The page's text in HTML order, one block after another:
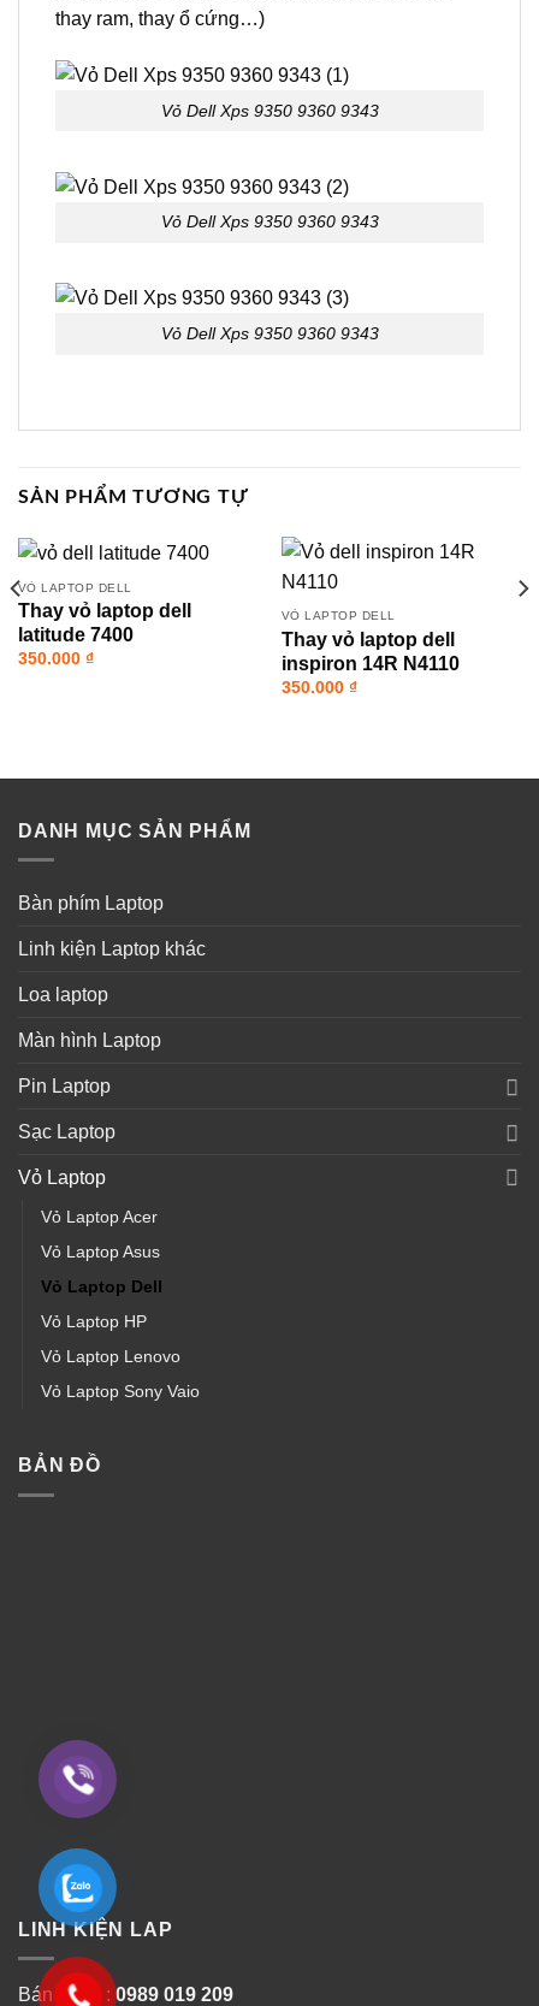
thay ram, thay ổ cứng…)
Vỏ Dell Xps 9350 9360 9343
Vỏ Dell Xps 9350 9360 9343
Vỏ Dell Xps 9350 9360 9343
SẢN PHẨM TƯƠNG TỰ
VỎ LAPTOP DELL
Thay vỏ laptop dell
latitude 7400
350.000 ₫
VỎ LAPTOP DELL
Thay vỏ laptop dell
inspiron 14R N4110
350.000 ₫
DANH MỤC SẢN PHẨM
Bàn phím Laptop
Linh kiện Laptop khác
Loa laptop
Màn hình Laptop
Pin Laptop
Sạc Laptop
Vỏ Laptop
Vỏ Laptop Acer
Vỏ Laptop Asus
Vỏ Laptop Dell
Vỏ Laptop HP
Vỏ Laptop Lenovo
Vỏ Laptop Sony Vaio
BẢN ĐỒ
LINH KIỆN LAP
Bán hàng : 0989 019 209